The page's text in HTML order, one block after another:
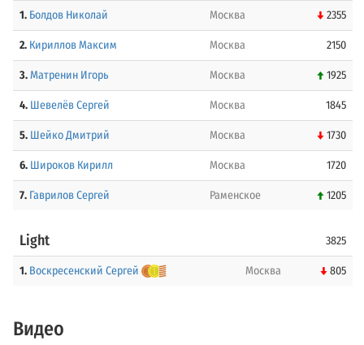
1. Болдов Николай Москва 2355
2. Кириллов Максим Москва 2150
3.Матренин Игорь Москва 1925
4. Шевелёв Сергей Москва 1845
5. Шейко Дмитрий Москва 1730
6. Широков Кирилл Москва 1720
7. Гаврилов Сергей Раменское 1205
Light 3825
1. Воскресенский Сергей Москва 805
Видео